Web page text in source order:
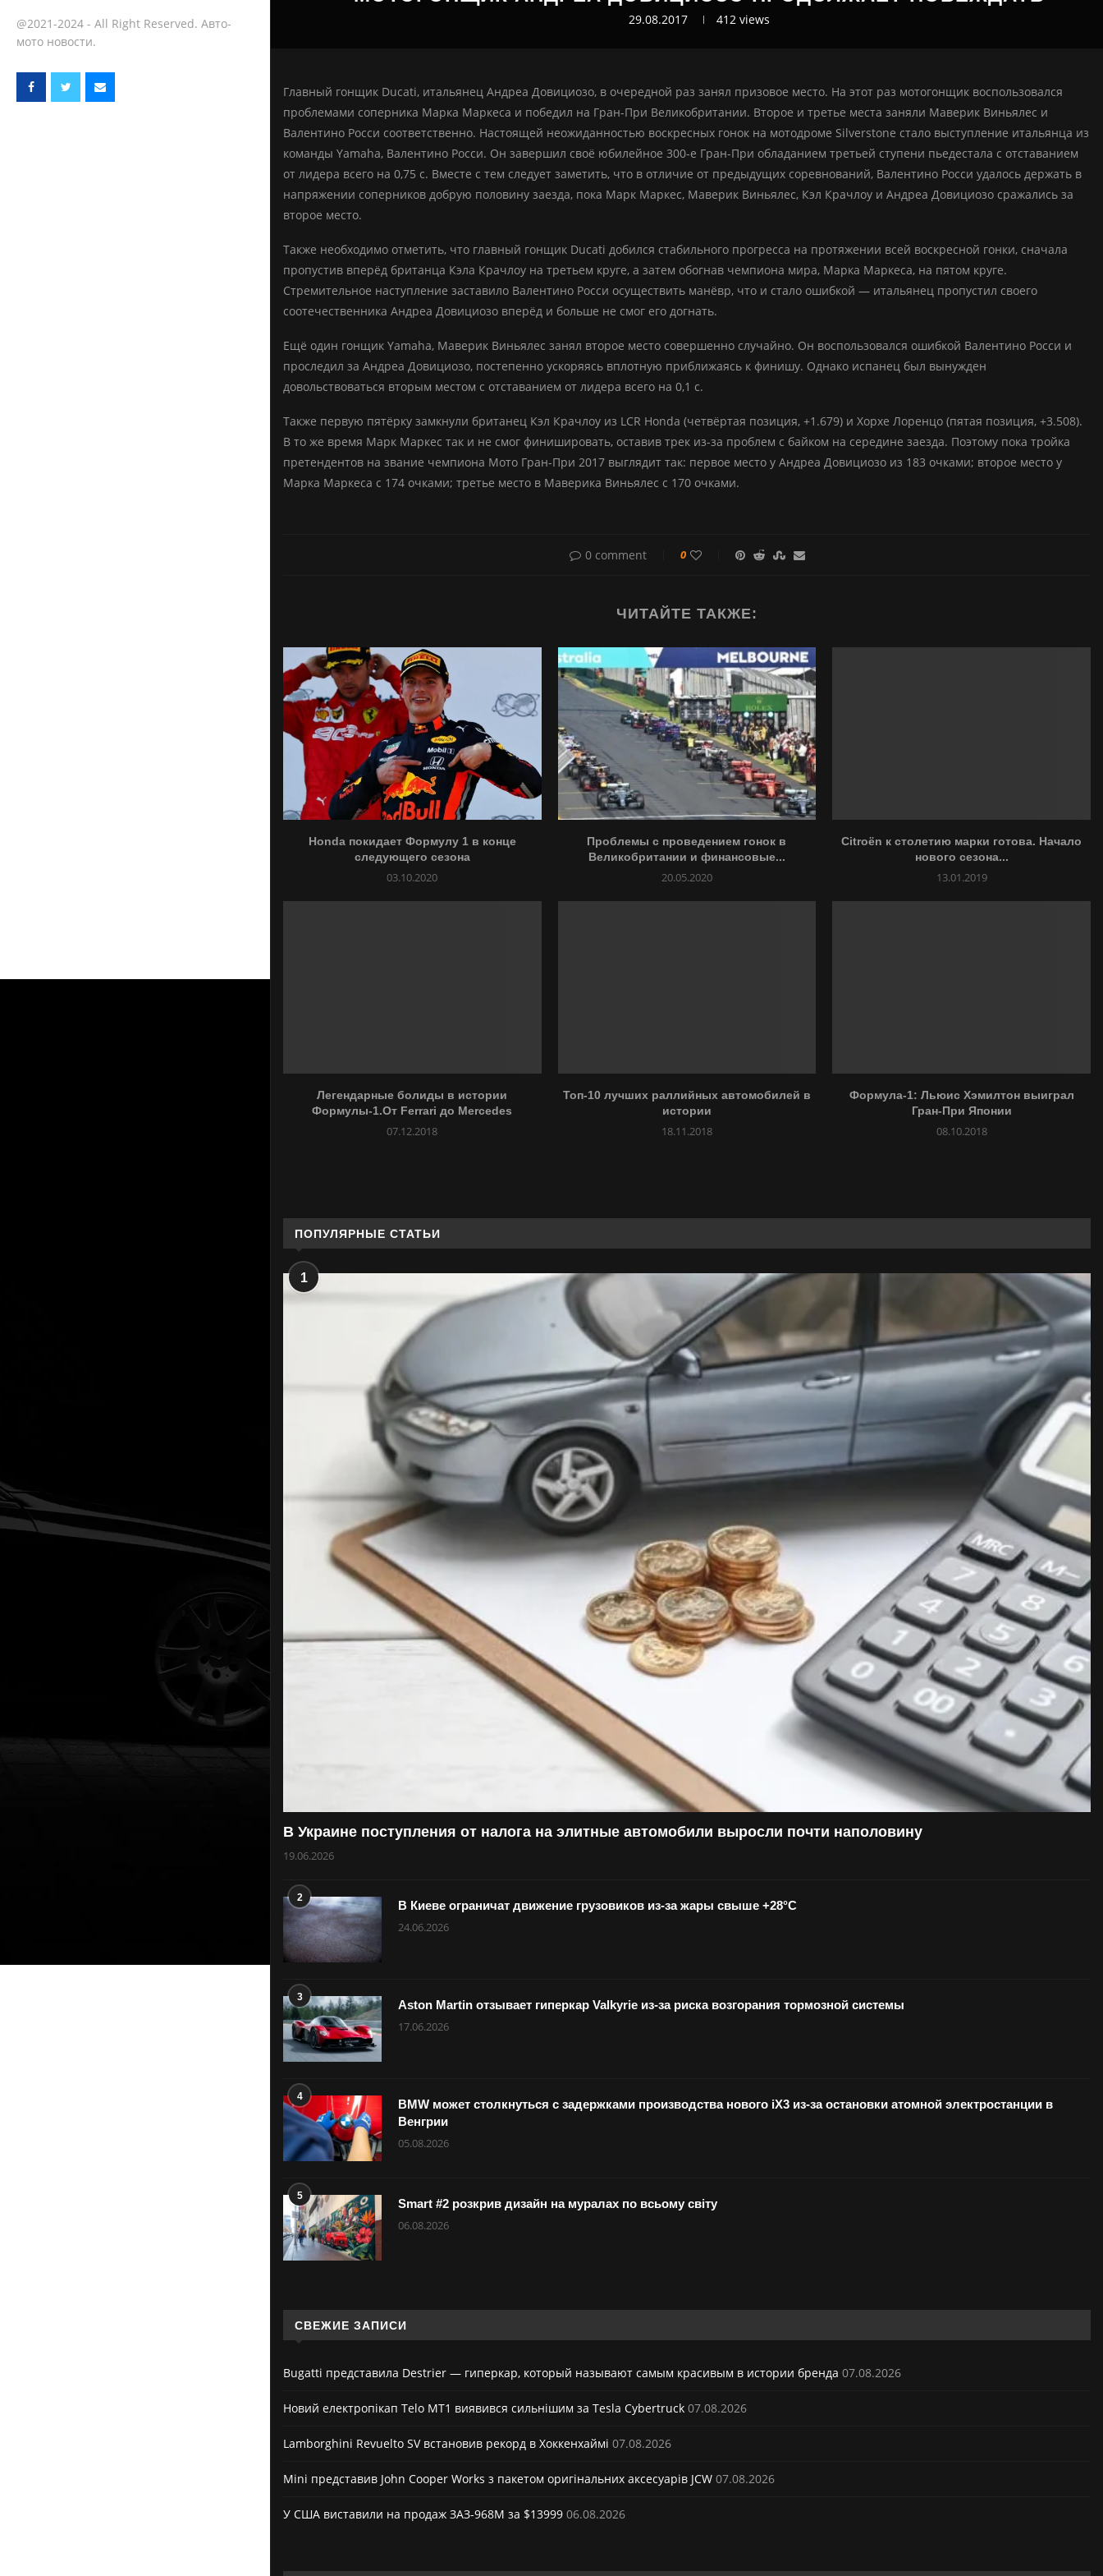
@2021-2024 - All Right Reserved. Авто-
мото новости.
29.08.2017 412 views
Главный гонщик Ducati, итальянец Андреа Довициозо, в очередной раз занял призовое место. На этот раз мотогонщик воспользовался
проблемами соперника Марка Маркеса и победил на Гран-При Великобритании. Второе и третье места заняли Маверик Виньялес и
Валентино Росси соответственно. Настоящей неожиданностью воскресных гонок на мотодроме Silverstone стало выступление итальянца из
команды Yamaha, Валентино Росси. Он завершил своё юбилейное 300-е Гран-При обладанием третьей ступени пьедестала с отставанием
от лидера всего на 0,75 с. Вместе с тем следует заметить, что в отличие от предыдущих соревнований, Валентино Росси удалось держать в
напряжении соперников добрую половину заезда, пока Марк Маркес, Маверик Виньялес, Кэл Крачлоу и Андреа Довициозо сражались за
второе место.
Также необходимо отметить, что главный гонщик Ducati добился стабильного прогресса на протяжении всей воскресной гонки, сначала
пропустив вперёд британца Кэла Крачлоу на третьем круге, а затем обогнав чемпиона мира, Марка Маркеса, на пятом круге.
Стремительное наступление заставило Валентино Росси осуществить манёвр, что и стало ошибкой — итальянец пропустил своего
соотечественника Андреа Довициозо вперёд и больше не смог его догнать.
Ещё один гонщик Yamaha, Маверик Виньялес занял второе место совершенно случайно. Он воспользовался ошибкой Валентино Росси и
проследил за Андреа Довициозо, постепенно ускоряясь вплотную приближаясь к финишу. Однако испанец был вынужден
довольствоваться вторым местом с отставанием от лидера всего на 0,1 с.
Также первую пятёрку замкнули британец Кэл Крачлоу из LCR Honda (четвёртая позиция, +1.679) и Хорхе Лоренцо (пятая позиция, +3.508).
В то же время Марк Маркес так и не смог финишировать, оставив трек из-за проблем с байком на середине заезда. Поэтому пока тройка
претендентов на звание чемпиона Мото Гран-При 2017 выглядит так: первое место у Андреа Довициозо из 183 очками; второе место у
Марка Маркеса с 174 очками; третье место в Маверика Виньялес с 170 очками.
0 comment 0
ЧИТАЙТЕ ТАКЖЕ:
Honda покидает Формулу 1 в конце
следующего сезона
03.10.2020
Проблемы с проведением гонок в
Великобритании и финансовые...
20.05.2020
Citroёn к столетию марки готова. Начало
нового сезона...
13.01.2019
Легендарные болиды в истории
Формулы-1.От Ferrari до Mercedes
07.12.2018
Топ-10 лучших раллийных автомобилей в
истории
18.11.2018
Формула-1: Льюис Хэмилтон выиграл
Гран-При Японии
08.10.2018
ПОПУЛЯРНЫЕ СТАТЬИ
1
В Украине поступления от налога на элитные автомобили выросли почти наполовину
19.06.2026
2
В Киеве ограничат движение грузовиков из-за жары свыше +28°С
24.06.2026
3
Aston Martin отзывает гиперкар Valkyrie из-за риска возгорания тормозной системы
17.06.2026
4
BMW может столкнуться с задержками производства нового iX3 из-за остановки атомной электростанции в
Венгрии
05.08.2026
5
Smart #2 розкрив дизайн на муралах по всьому світу
06.08.2026
СВЕЖИЕ ЗАПИСИ
Bugatti представила Destrier — гиперкар, который называют самым красивым в истории бренда 07.08.2026
Новий електропікап Telo MT1 виявився сильнішим за Tesla Cybertruck 07.08.2026
Lamborghini Revuelto SV встановив рекорд в Хоккенхаймі 07.08.2026
Mini представив John Cooper Works з пакетом оригінальних аксесуарів JCW 07.08.2026
У США виставили на продаж ЗАЗ-968М за $13999 06.08.2026